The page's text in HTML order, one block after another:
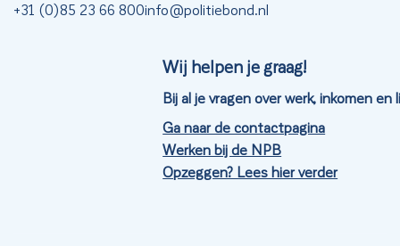
+31 (0)85 23 66 800info@politiebond.nl
Wij helpen je graag!
Bij al je vragen over werk, inkomen en
Ga naar de contactpagina
Werken bij de NPB
Opzeggen? Lees hier verder